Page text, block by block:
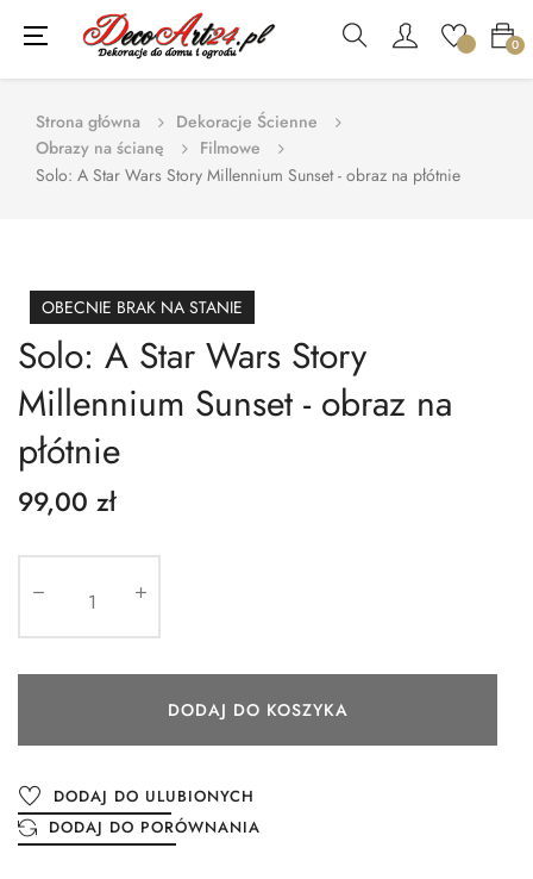
0
Toggle
navigation
☰
Strona główna
Dekoracje Ścienne
Obrazy na ścianę
Filmowe
Solo: A Star Wars Story Millennium Sunset - obraz na płótnie
OBECNIE BRAK NA STANIE
Solo: A Star Wars Story
Millennium Sunset - obraz na
płótnie
99,00 zł
DODAJ DO KOSZYKA
DODAJ DO ULUBIONYCH
DODAJ DO PORÓWNANIA